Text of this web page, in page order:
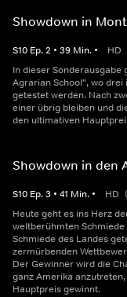
Showdown in
S10 Ep.2 • 39 Min. • HD
In dieser Sonderausgabe
Agrarian School", wo
getestet werden. Nach
einer übrig bleiben und
den ultimativen
Showdown in den
S10 Ep.3 • 41 Min. • HD
Heute geht es ins Herz
weltberühmten Schmiede
Schmiede des Landes
zermürbenden
Der Gewinner wird die
ganz Amerika
Hauptpreis gewinnt.